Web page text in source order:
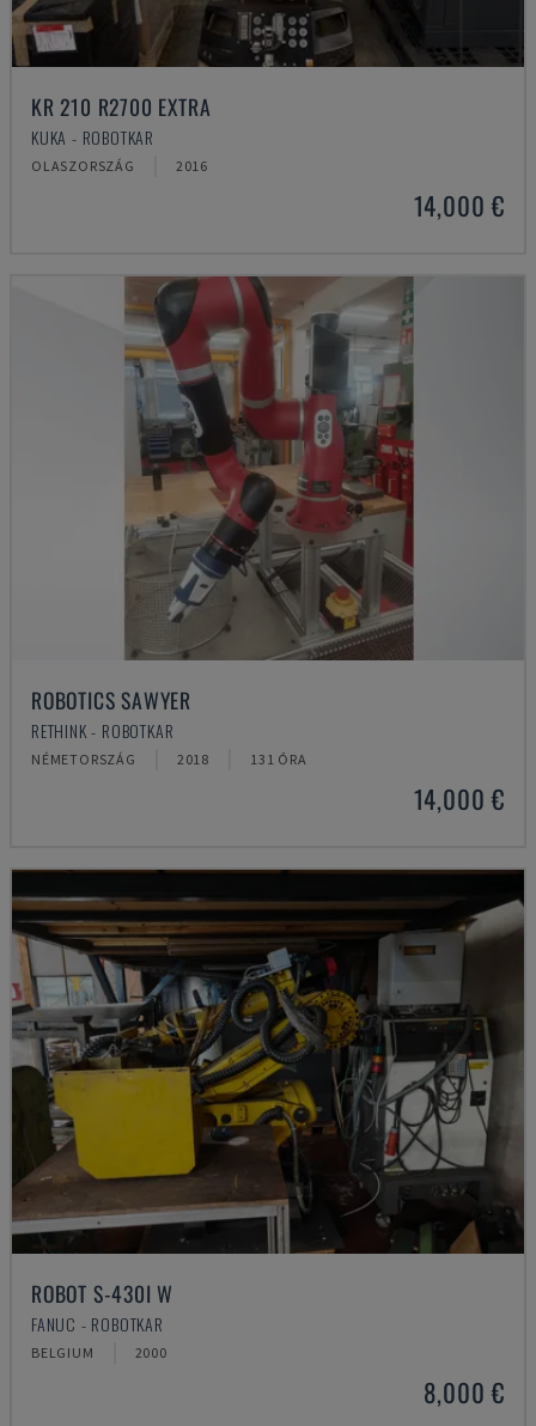
KR 210 R2700 EXTRA
KUKA - ROBOTKAR
OLASZORSZÁG 2016
14,000 €
ROBOTICS SAWYER
RETHINK - ROBOTKAR
NÉMETORSZÁG 2018 131 ÓRA
14,000 €
ROBOT S-430I W
FANUC - ROBOTKAR
BELGIUM 2000
8,000 €